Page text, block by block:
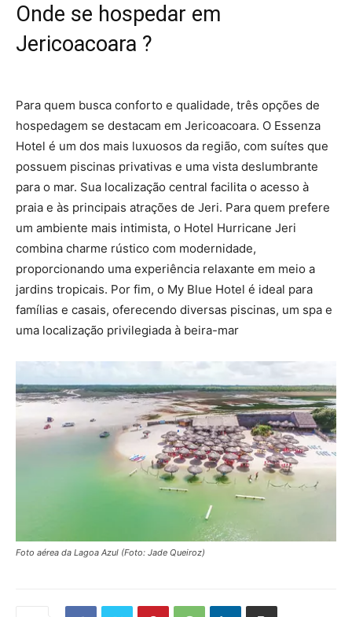
Onde se hospedar em
Jericoacoara ?
Para quem busca conforto e qualidade, três opções de
hospedagem se destacam em Jericoacoara. O Essenza
Hotel é um dos mais luxuosos da região, com suítes que
possuem piscinas privativas e uma vista deslumbrante
para o mar. Sua localização central facilita o acesso à
praia e às principais atrações de Jeri. Para quem prefere
um ambiente mais intimista, o Hotel Hurricane Jeri
combina charme rústico com modernidade,
proporcionando uma experiência relaxante em meio a
jardins tropicais. Por fim, o My Blue Hotel é ideal para
famílias e casais, oferecendo diversas piscinas, um spa e
uma localização privilegiada à beira-mar
Foto aérea da Lagoa Azul (Foto: Jade Queiroz)